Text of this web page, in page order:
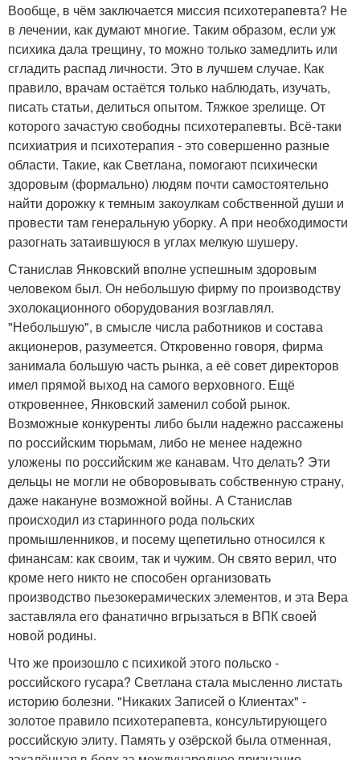
Вообще, в чём заключается миссия психотерапевта? Не
в лечении, как думают многие. Таким образом, если уж
психика дала трещину, то можно только замедлить или
сгладить распад личности. Это в лучшем случае. Как
правило, врачам остаётся только наблюдать, изучать,
писать статьи, делиться опытом. Тяжкое зрелище. От
которого зачастую свободны психотерапевты. Всё-таки
психиатрия и психотерапия - это совершенно разные
области. Такие, как Светлана, помогают психически
здоровым (формально) людям почти самостоятельно
найти дорожку к темным закоулкам собственной души и
провести там генеральную уборку. А при необходимости
разогнать затаившуюся в углах мелкую шушеру.
Станислав Янковский вполне успешным здоровым
человеком был. Он небольшую фирму по производству
эхолокационного оборудования возглавлял.
"Небольшую", в смысле числа работников и состава
акционеров, разумеется. Откровенно говоря, фирма
занимала большую часть рынка, а её совет директоров
имел прямой выход на самого верховного. Ещё
откровеннее, Янковский заменил собой рынок.
Возможные конкуренты либо были надежно рассажены
по российским тюрьмам, либо не менее надежно
уложены по российским же канавам. Что делать? Эти
дельцы не могли не обворовывать собственную страну,
даже накануне возможной войны. А Станислав
происходил из старинного рода польских
промышленников, и посему щепетильно относился к
финансам: как своим, так и чужим. Он свято верил, что
кроме него никто не способен организовать
производство пьезокерамических элементов, и эта Вера
заставляла его фанатично вгрызаться в ВПК своей
новой родины.
Что же произошло с психикой этого польско -
российского гусара? Светлана стала мысленно листать
историю болезни. "Никаких Записей о Клиентах" -
золотое правило психотерапевта, консультирующего
российскую элиту. Память у озёрской была отменная,